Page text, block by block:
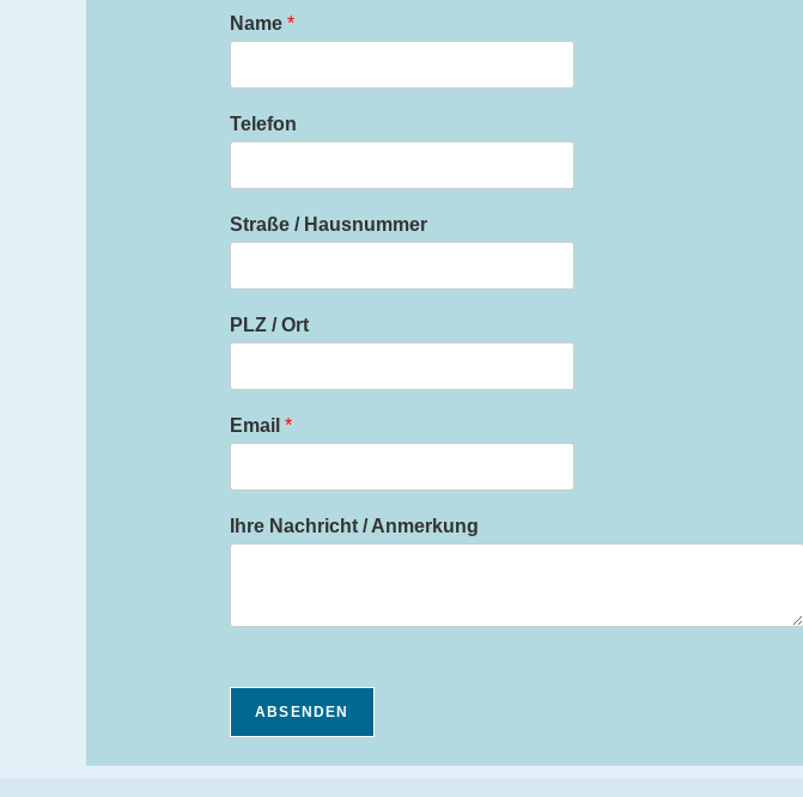
Name *
Telefon
Straße / Hausnummer
PLZ / Ort
Email *
Ihre Nachricht / Anmerkung
ABSENDEN